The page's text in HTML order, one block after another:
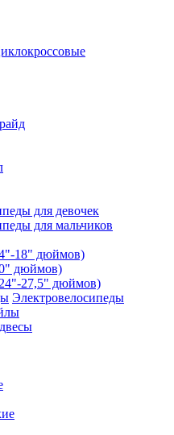
для девочек
для мальчиков
18" дюймов)
дюймов)
27,5" дюймов)
Электровелосипеды